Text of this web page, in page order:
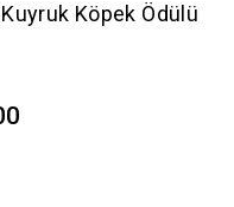
Köpek Ödülü